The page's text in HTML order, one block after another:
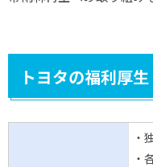
トヨタの福利厚生
・
・